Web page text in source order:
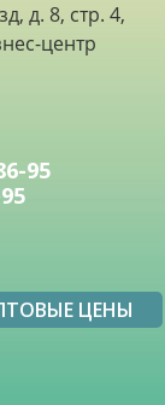
д. 8, стр. 4,
центр
95
ЦЕНЫ